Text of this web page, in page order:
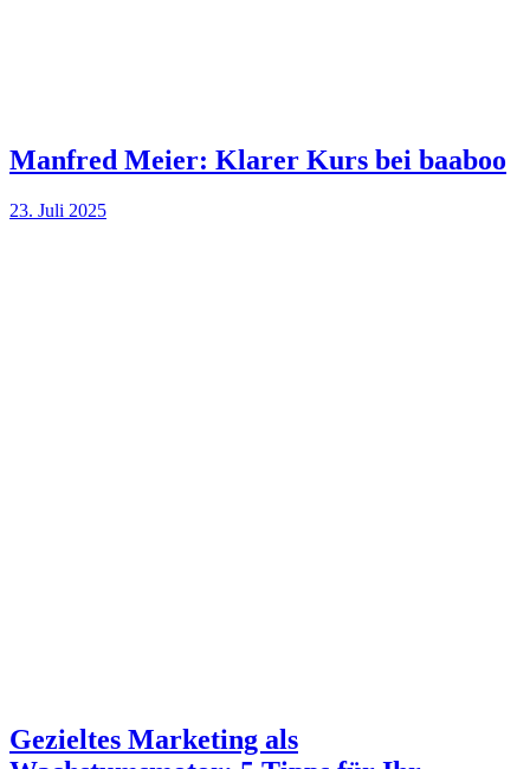
Manfred Meier: Klarer Kurs bei baaboo
23. Juli 2025
Gezieltes Marketing als